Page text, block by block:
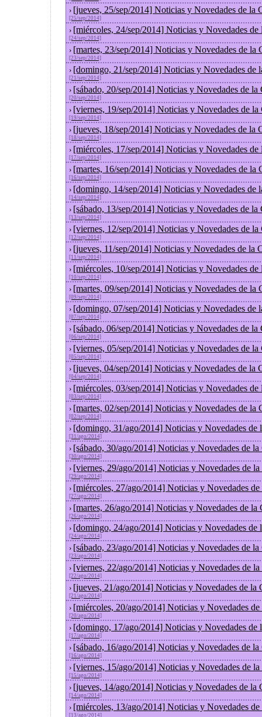
› [jueves, 25/sep/2014] Noticias y Novedades de la
[25/sep/2014]
› [miércoles, 24/sep/2014] Noticias y Novedades de
[24/sep/2014]
› [martes, 23/sep/2014] Noticias y Novedades de la
[23/sep/2014]
› [domingo, 21/sep/2014] Noticias y Novedades de
[21/sep/2014]
› [sábado, 20/sep/2014] Noticias y Novedades de la
[20/sep/2014]
› [viernes, 19/sep/2014] Noticias y Novedades de la
[19/sep/2014]
› [jueves, 18/sep/2014] Noticias y Novedades de la
[18/sep/2014]
› [miércoles, 17/sep/2014] Noticias y Novedades de
[17/sep/2014]
› [martes, 16/sep/2014] Noticias y Novedades de la
[16/sep/2014]
› [domingo, 14/sep/2014] Noticias y Novedades de
[14/sep/2014]
› [sábado, 13/sep/2014] Noticias y Novedades de la
[13/sep/2014]
› [viernes, 12/sep/2014] Noticias y Novedades de la
[12/sep/2014]
› [jueves, 11/sep/2014] Noticias y Novedades de la
[11/sep/2014]
› [miércoles, 10/sep/2014] Noticias y Novedades de
[10/sep/2014]
› [martes, 09/sep/2014] Noticias y Novedades de la
[09/sep/2014]
› [domingo, 07/sep/2014] Noticias y Novedades de
[07/sep/2014]
› [sábado, 06/sep/2014] Noticias y Novedades de la
[06/sep/2014]
› [viernes, 05/sep/2014] Noticias y Novedades de la
[05/sep/2014]
› [jueves, 04/sep/2014] Noticias y Novedades de la
[04/sep/2014]
› [miércoles, 03/sep/2014] Noticias y Novedades de
[03/sep/2014]
› [martes, 02/sep/2014] Noticias y Novedades de la
[02/sep/2014]
› [domingo, 31/ago/2014] Noticias y Novedades de
[31/ago/2014]
› [sábado, 30/ago/2014] Noticias y Novedades de
[30/ago/2014]
› [viernes, 29/ago/2014] Noticias y Novedades de
[29/ago/2014]
› [miércoles, 27/ago/2014] Noticias y Novedades
[27/ago/2014]
› [martes, 26/ago/2014] Noticias y Novedades de la
[26/ago/2014]
› [domingo, 24/ago/2014] Noticias y Novedades de
[24/ago/2014]
› [sábado, 23/ago/2014] Noticias y Novedades de
[23/ago/2014]
› [viernes, 22/ago/2014] Noticias y Novedades de
[22/ago/2014]
› [jueves, 21/ago/2014] Noticias y Novedades de la
[21/ago/2014]
› [miércoles, 20/ago/2014] Noticias y Novedades
[20/ago/2014]
› [domingo, 17/ago/2014] Noticias y Novedades de
[17/ago/2014]
› [sábado, 16/ago/2014] Noticias y Novedades de
[16/ago/2014]
› [viernes, 15/ago/2014] Noticias y Novedades de
[15/ago/2014]
› [jueves, 14/ago/2014] Noticias y Novedades de la
[14/ago/2014]
› [miércoles, 13/ago/2014] Noticias y Novedades
[13/ago/2014]